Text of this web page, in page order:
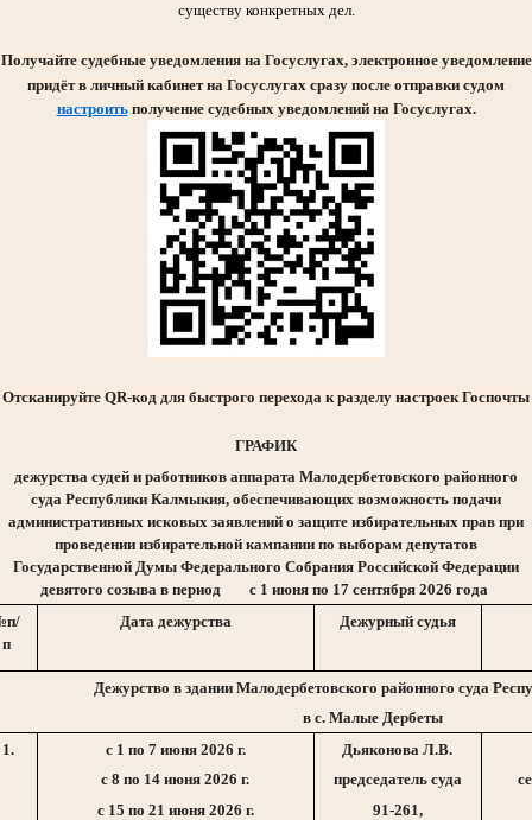
существу конкретных дел.
Получайте судебные уведомления на Госуслугах, электронное уведомление
придёт в личный кабинет на Госуслугах сразу после отправки судом
настроитьполучение судебных уведомлений на Госуслугах.
Отсканируйте QR-код для быстрого перехода к разделу настроек Госпочты
ГРАФИК
дежурства судей и работников аппарата Малодербетовского районного
суда Республики Калмыкия, обеспечивающих возможность подачи
административных исковых заявлений о защите избирательных прав при
проведении избирательной кампании по выборам депутатов
Государственной Думы Федерального Собрания Российской Федерации
девятого созыва в период с 1 июня по 17 сентября 2026 года
п
Дата дежурства Дежурный судья
Дежурство в здании Малодербетовского районного суда
в с. Малые Дербеты
с 1 по 7 июня 2026 г.
с 8 по 14 июня2026 г.
с 15 по 21 июня 2026 г.
Дьяконова Л.В.
председатель суда
91-261,